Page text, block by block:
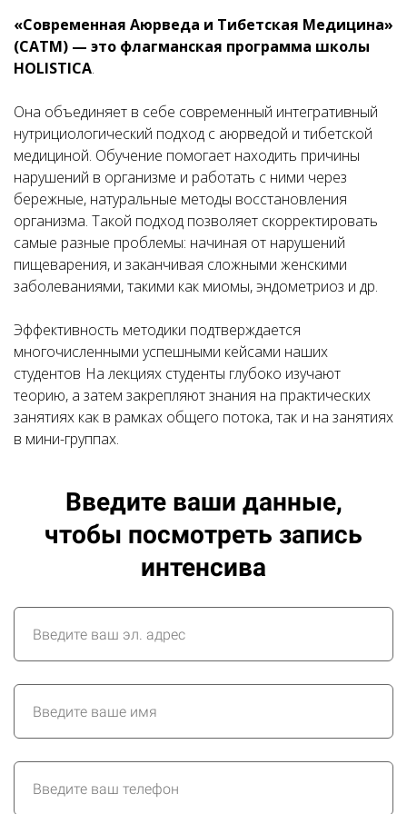
«Современная Аюрведа и Тибетская Медицина»
(САТМ) — это флагманская программа школы
HOLISTICA.
Она объединяет в себе современный интегративный
нутрициологический подход с аюрведой и тибетской
медициной. Обучение помогает находить причины
нарушений в организме и работать с ними через
бережные, натуральные методы восстановления
организма. Такой подход позволяет скорректировать
самые разные проблемы: начиная от нарушений
пищеварения, и заканчивая сложными женскими
заболеваниями, такими как миомы, эндометриоз и др.
Эффективность методики подтверждается
многочисленными успешными кейсами наших
студентов На лекциях студенты глубоко изучают
теорию, а затем закрепляют знания на практических
занятиях как в рамках общего потока, так и на занятиях
в мини-группах.
Введите ваши данные,
чтобы посмотреть запись
интенсива